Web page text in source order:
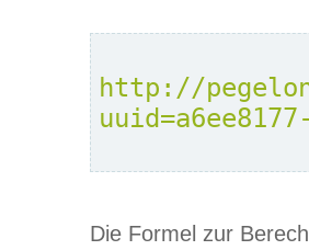
http://
Die Formel zur